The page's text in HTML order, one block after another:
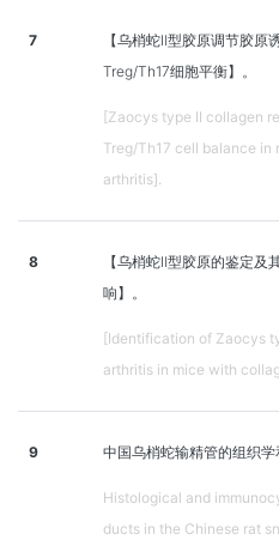
7
【乌梢蛇Ⅱ型胶原调节胶
Treg/Th17细胞平衡】。
[Zaocys type II collagen
Treg/Th17 cell balance
arthritis].
8
【乌梢蛇Ⅱ型胶原的鉴定
响】。
[Identification of Zaocys
arthritis in mice with
9 中国乌梢蛇输精管的组织学
Histological and
ducts in the Chinese rat